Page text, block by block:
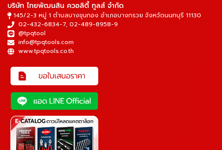
บริษัท ไทยพัฒนสิน ควอลิตี้ ทูลส์ จำกัด
145/2-3 หมู่ 1 ตำบลบางขุนกอง อำเภอบางกรวย จังหวัดนนทบุรี 11130
02-432-6834-7, 02-489-8958-9
@tpqtool
info@tpqtools.com
www.tpqtools.co.th